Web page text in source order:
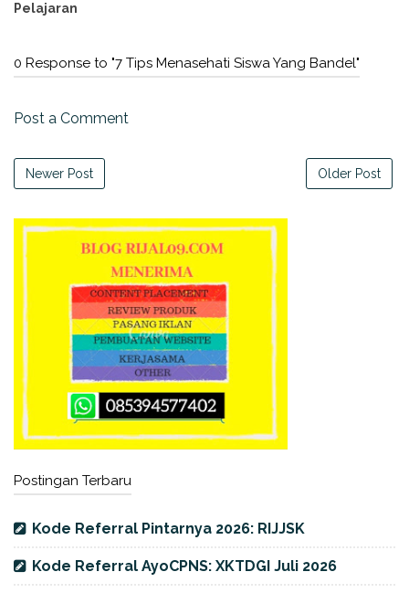
Pelajaran
0 Response to "7 Tips Menasehati Siswa Yang Bandel"
Post a Comment
Newer Post Older Post
Postingan Terbaru
Kode Referral Pintarnya 2026: RIJJSK
Kode Referral AyoCPNS: XKTDGI Juli 2026